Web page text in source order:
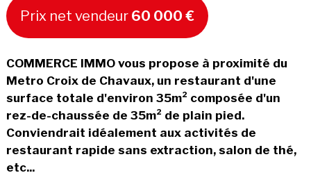
Prix net vendeur 60 000 €
COMMERCE IMMO vous propose à proximité du
Metro Croix de Chavaux, un restaurant d'une
surface totale d'environ 35m² composée d'un
rez-de-chaussée de 35m² de plain pied.
Conviendrait idéalement aux activités de
restaurant rapide sans extraction, salon de thé,
etc...